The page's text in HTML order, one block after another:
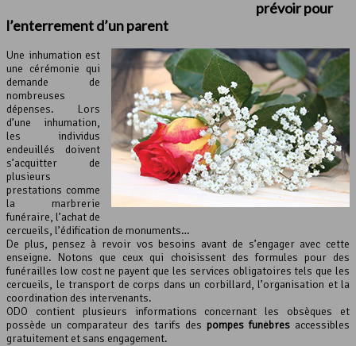
prévoir pour
l’enterrement d’un parent
Une inhumation est
une cérémonie qui
demande de
nombreuses
dépenses. Lors
d’une inhumation,
les individus
endeuillés doivent
s’acquitter de
plusieurs
prestations comme
la marbrerie
funéraire, l’achat de
cercueils, l’édification de monuments…
De plus, pensez à revoir vos besoins avant de s’engager avec cette
enseigne. Notons que ceux qui choisissent des formules pour des
funérailles low cost ne payent que les services obligatoires tels que les
cercueils, le transport de corps dans un corbillard, l’organisation et la
coordination des intervenants.
ODO contient plusieurs informations concernant les obsèques et
possède un comparateur des tarifs des pompes funèbres accessibles
gratuitement et sans engagement.